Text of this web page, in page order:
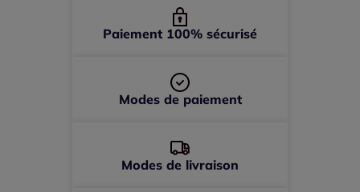
Paiement 100% sécurisé
Modes de paiement
Modes de livraison